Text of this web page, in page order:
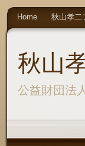
秋山
公益財団法
Home 秋山孝二